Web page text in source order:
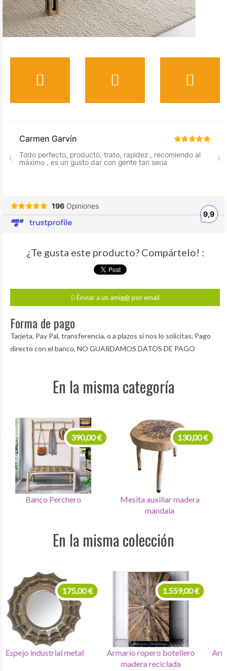
¿Te gusta este producto? Compártelo! :
Enviar a un amig@ por email
Forma de pago
Tarjeta, Pay Pal, transferencia, o a plazos si nos lo solicitas. Pago
directo con el banco, NO GUARDAMOS DATOS DE PAGO
En la misma categoría
Banco Perchero
390,00 €
Mesita auxiliar madera
mandala
130,00 €
En la misma colección
Espejo industrial metal
175,00 €
Armario ropero botellero
madera reciclada
1.559,00 €